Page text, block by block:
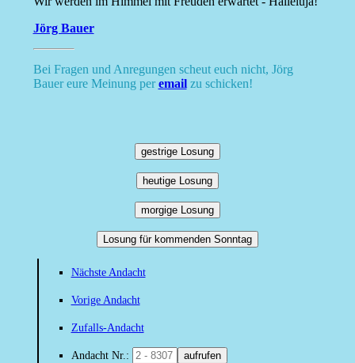
Jörg Bauer
Bei Fragen und Anregungen scheut euch nicht, Jörg
Bauer eure Meinung peremailzu schicken!
gestrige Losung
heutige Losung
morgige Losung
Losung für kommenden Sonntag
Nächste Andacht
Vorige Andacht
Zufalls-Andacht
Andacht Nr.: aufrufen